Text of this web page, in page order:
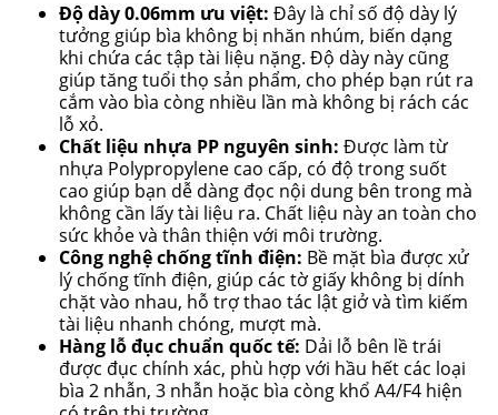
Độ dày 0.06mm ưu việt: Đây là chỉ số độ dày lý
tưởng giúp bìa không bị nhăn nhúm, biến dạng
khi chứa các tập tài liệu nặng. Độ dày này cũng
giúp tăng tuổi thọ sản phẩm, cho phép bạn rút ra
cắm vào bìa còng nhiều lần mà không bị rách các
lỗ xỏ.
Chất liệu nhựa PP nguyên sinh: Được làm từ
nhựa Polypropylene cao cấp, có độ trong suốt
cao giúp bạn dễ dàng đọc nội dung bên trong mà
không cần lấy tài liệu ra. Chất liệu này an toàn cho
sức khỏe và thân thiện với môi trường.
Công nghệ chống tĩnh điện: Bề mặt bìa được xử
lý chống tĩnh điện, giúp các tờ giấy không bị dính
chặt vào nhau, hỗ trợ thao tác lật giở và tìm kiếm
tài liệu nhanh chóng, mượt mà.
Hàng lỗ đục chuẩn quốc tế: Dải lỗ bên lề trái
được đục chính xác, phù hợp với hầu hết các loại
bìa 2 nhẫn, 3 nhẫn hoặc bìa còng khổ A4/F4 hiện